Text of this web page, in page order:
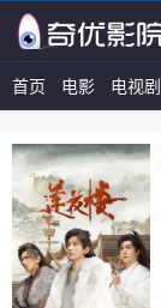
首页 电影 电视剧